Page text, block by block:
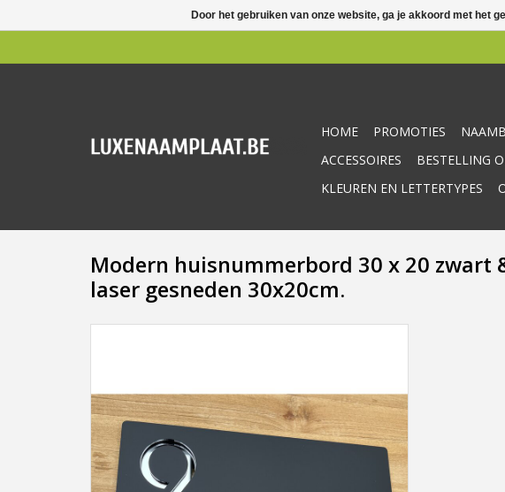
HOME PROMOTIES
ACCESSOIRES
BESTELLING
KLEUREN EN LETTERTYPES
Modern huisnummerbord 30 x 20 zwart
laser gesneden 30x20cm.
Door het gebruiken van onze website, ga je akkoord met het